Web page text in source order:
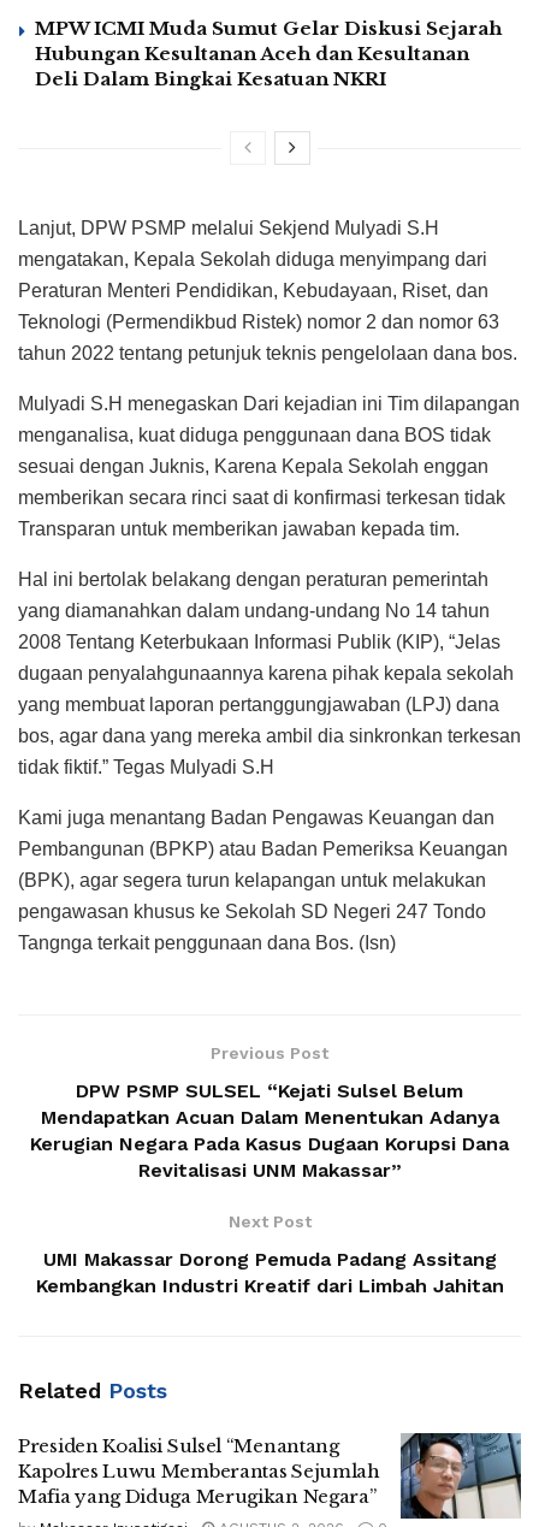
MPW ICMI Muda Sumut Gelar Diskusi Sejarah
Hubungan Kesultanan Aceh dan Kesultanan
Deli Dalam Bingkai Kesatuan NKRI
Lanjut, DPW PSMP melalui Sekjend Mulyadi S.H
mengatakan, Kepala Sekolah diduga menyimpang dari
Peraturan Menteri Pendidikan, Kebudayaan, Riset, dan
Teknologi (Permendikbud Ristek) nomor 2 dan nomor 63
tahun 2022 tentang petunjuk teknis pengelolaan dana bos.
Mulyadi S.H menegaskan Dari kejadian ini Tim dilapangan
menganalisa, kuat diduga penggunaan dana BOS tidak
sesuai dengan Juknis, Karena Kepala Sekolah enggan
memberikan secara rinci saat di konfirmasi terkesan tidak
Transparan untuk memberikan jawaban kepada tim.
Hal ini bertolak belakang dengan peraturan pemerintah
yang diamanahkan dalam undang-undang No 14 tahun
2008 Tentang Keterbukaan Informasi Publik (KIP), “Jelas
dugaan penyalahgunaannya karena pihak kepala sekolah
yang membuat laporan pertanggungjawaban (LPJ) dana
bos, agar dana yang mereka ambil dia sinkronkan terkesan
tidak fiktif.” Tegas Mulyadi S.H
Kami juga menantang Badan Pengawas Keuangan dan
Pembangunan (BPKP) atau Badan Pemeriksa Keuangan
(BPK), agar segera turun kelapangan untuk melakukan
pengawasan khusus ke Sekolah SD Negeri 247 Tondo
Tangnga terkait penggunaan dana Bos. (Isn)
Previous Post
DPW PSMP SULSEL “Kejati Sulsel Belum
Mendapatkan Acuan Dalam Menentukan Adanya
Kerugian Negara Pada Kasus Dugaan Korupsi Dana
Revitalisasi UNM Makassar”
Next Post
UMI Makassar Dorong Pemuda Padang Assitang
Kembangkan Industri Kreatif dari Limbah Jahitan
Related Posts
Presiden Koalisi Sulsel “Menantang
Kapolres Luwu Memberantas Sejumlah
Mafia yang Diduga Merugikan Negara”